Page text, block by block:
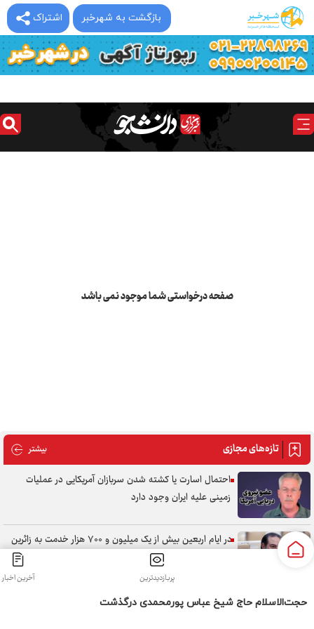
اشتراک بازگشت به شهرخبر
حجت‌الاسلام حاج شیخ عباس پورمحمدی درگذشت